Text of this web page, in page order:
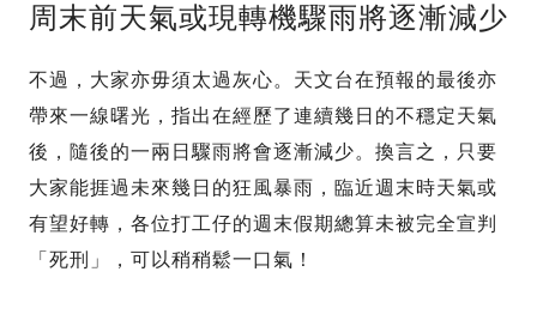
周末前天氣或現轉機驟雨將逐漸減少
不過，大家亦毋須太過灰心。天文台在預報的最後亦
帶來一線曙光，指出在經歷了連續幾日的不穩定天氣
後，隨後的一兩日驟雨將會逐漸減少。換言之，只要
大家能捱過未來幾日的狂風暴雨，臨近週末時天氣或
有望好轉，各位打工仔的週末假期總算未被完全宣判
「死刑」，可以稍稍鬆一口氣！